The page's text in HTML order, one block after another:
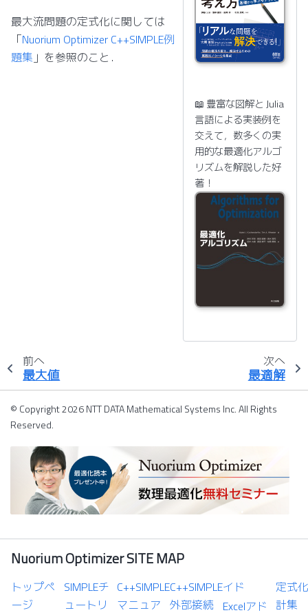
📖 豊富な図解と Julia
言語による実装例を
交えて，数多くの実
用的な最適化アルゴ
リズムを解説した好
著！
最大流問題の定式化に関しては
「Nuorium Optimizer C++SIMPLE例
題集 」を参照のこと．
前へ
最大値
次へ
最適解
© Copyright 2026 NTT DATA Mathematical Systems Inc. All Rights
Reserved.
Nuorium Optimizer SITE MAP
トップペ
ージ
SIMPLEチ
ュートリ
C++SIMPLE
マニュア
C++SIMPLE
外部接続
イド
Excelアド
定式
計集